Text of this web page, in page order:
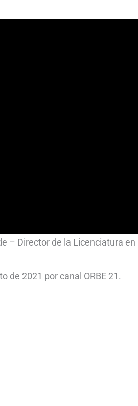
– Director de la Licenciatura en
de 2021 por canal ORBE 21.